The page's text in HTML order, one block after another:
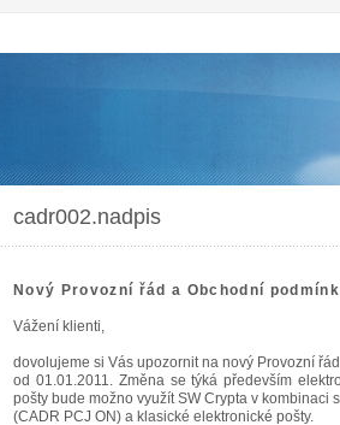
cadr002.nadpis
Nový Provozní řád a Obchodní
Vážení klienti,
dovolujeme si Vás upozornit na nový Provozní
od 01.01.2011. Změna se týká především
pošty bude možno využít SW Crypta v kombinaci
(CADR PCJ ON) a klasické elektronické pošty.